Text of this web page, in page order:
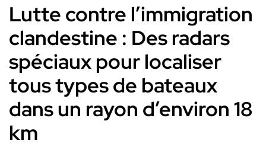
Lutte contre l’immigration
clandestine : Des radars
spéciaux pour localiser
tous types de bateaux
dans un rayon d’environ 18
km